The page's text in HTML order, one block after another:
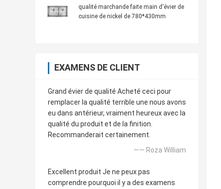
qualité marchande faite main d'évier de
cuisine de nickel de 780*430mm
EXAMENS DE CLIENT
Grand évier de qualité Acheté ceci pour
remplacer la qualité terrible une nous avons
eu dans antérieur, vraiment heureux avec la
qualité du produit et de la finition.
Recommanderait certainement.
—— Roza William
Excellent produit Je ne peux pas
comprendre pourquoi il y a des examens